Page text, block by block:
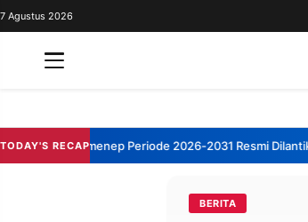
REDAKSI
7 Agustus 2026
TODAY'S RECAP
TBM Sumenep Periode 2026-2031 Resmi Dilantik•
BERITA